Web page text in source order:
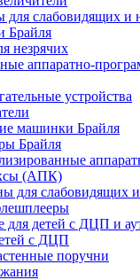
для слабовидящих и
Брайля
незрячих
аппаратно-
устройства
машинки Брайля
Брайля
(АПК)
для слабовидящих
для детей с ДЦП и
с ДЦП
поручни